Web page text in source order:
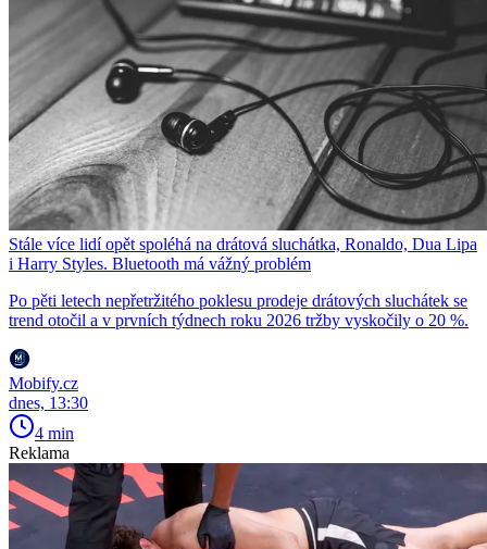
Stále více lidí opět spoléhá na drátová sluchátka, Ronaldo, Dua Lipa
i Harry Styles. Bluetooth má vážný problém
Po pěti letech nepřetržitého poklesu prodeje drátových sluchátek se
trend otočil a v prvních týdnech roku 2026 tržby vyskočily o 20 %.
Mobify.cz
dnes, 13:30
4 min
Reklama